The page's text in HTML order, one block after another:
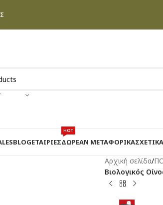
BLOGΕΤΑΙΡΊΕΣΔΩΡΕΑΝ ΜΕΤΑΦΟΡΙΚΑ
HOT
Αρχική σελίδα/
Βιολογικός